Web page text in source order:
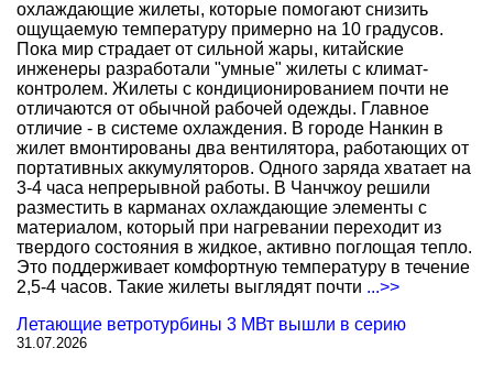
охлаждающие жилеты, которые помогают снизить
ощущаемую температуру примерно на 10 градусов.
Пока мир страдает от сильной жары, китайские
инженеры разработали "умные" жилеты с климат-
контролем. Жилеты с кондиционированием почти не
отличаются от обычной рабочей одежды. Главное
отличие - в системе охлаждения. В городе Нанкин в
жилет вмонтированы два вентилятора, работающих от
портативных аккумуляторов. Одного заряда хватает на
3-4 часа непрерывной работы. В Чанчжоу решили
разместить в карманах охлаждающие элементы с
материалом, который при нагревании переходит из
твердого состояния в жидкое, активно поглощая тепло.
Это поддерживает комфортную температуру в течение
2,5-4 часов. Такие жилеты выглядят почти ...>>
Летающие ветротурбины 3 МВт вышли в серию
31.07.2026